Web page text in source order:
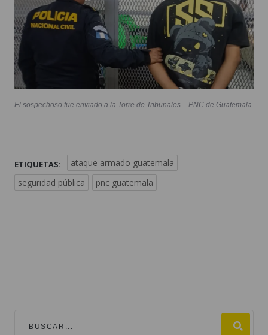
El sospechoso fue enviado a la Torre de Tribunales. - PNC de Guatemala.
ETIQUETAS:
ataque armado guatemala
seguridad pública
pnc guatemala